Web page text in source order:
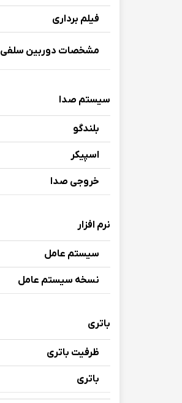
فیلم برداری
مشخصات دوربین سلفی
سیستم صدا
بلندگو
اسپیکر
خروجی صدا
نرم افزار
سیستم عامل
نسخه سیستم عامل
باتری
ظرفیت باتری
باتری